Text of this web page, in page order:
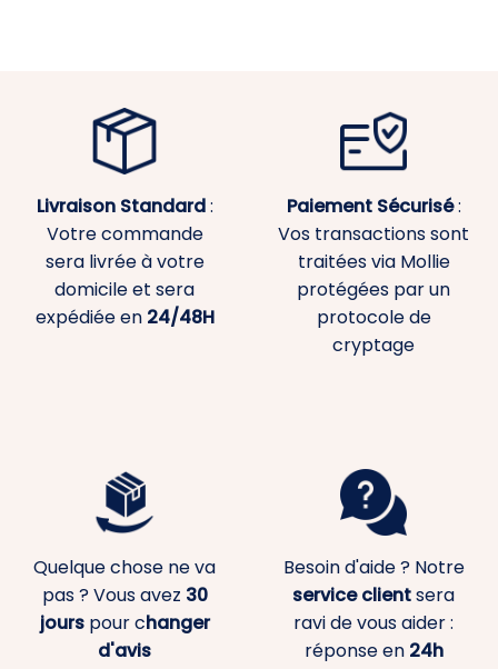
Livraison Standard:
Votre commande
sera livrée à votre
domicile et sera
expédiée en 24/48H
Paiement Sécurisé:
Vos transactions sont
traitées via Mollie
protégées par un
protocole de
cryptage
Quelque chose ne va
pas ? Vous avez 30
jourspour changer
d'avis
Besoin d'aide ? Notre
service clientsera
ravi de vous aider :
réponse en 24h